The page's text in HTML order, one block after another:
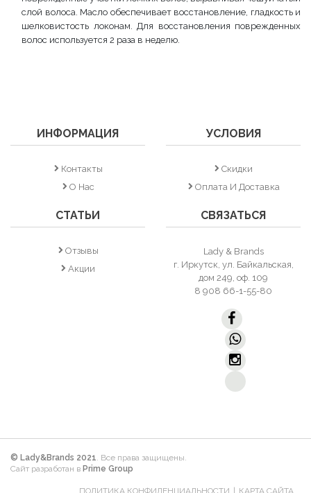
слой волоса. Масло обеспечивает восстановление, гладкость и
шелковистость локонам. Для восстановления поврежденных
волос используется 2 раза в неделю.
ИНФОРМАЦИЯ
Контакты
О Нас
УСЛОВИЯ
Скидки
Оплата И Доставка
СТАТЬИ
Отзывы
Акции
СВЯЗАТЬСЯ
Lady & Brands
г. Иркутск, ул. Байкальская,
дом 249, оф. 109
8 908 66-1-55-80
© Lady&Brands 2021. Все права защищены.
Сайт разработан в Prime Group
ПОЛИТИКА КОНФИДЕНЦИАЛЬНОСТИ КАРТА САЙТА